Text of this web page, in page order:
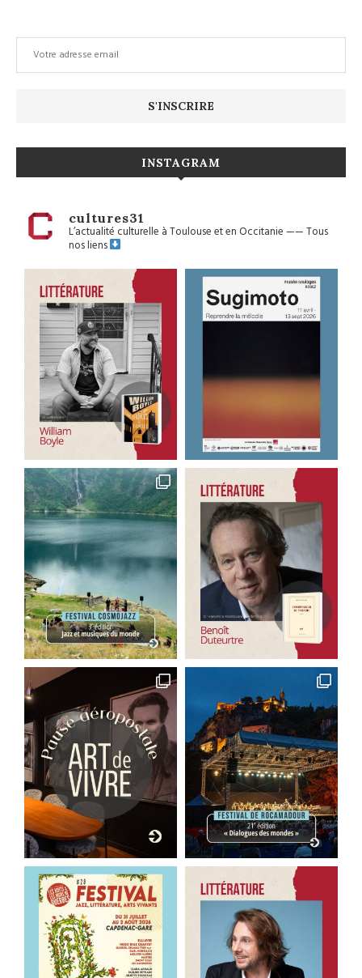
INSTAGRAM
cultures31
L’actualité culturelle à Toulouse et en Occitanie——Tous
nos liens